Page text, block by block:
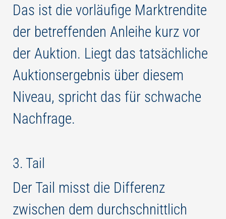
Das ist die vorläufige Marktrendite
der betreffenden Anleihe kurz vor
der Auktion. Liegt das tatsächliche
Auktionsergebnis über diesem
Niveau, spricht das für schwache
Nachfrage.
3. Tail
Der Tail misst die Differenz
zwischen dem durchschnittlich